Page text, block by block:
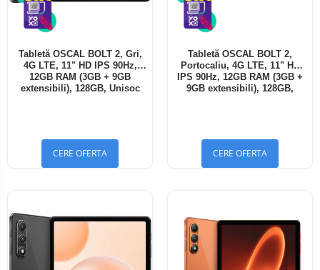
Tabletă OSCAL BOLT 2, Gri,
4G LTE, 11" HD IPS 90Hz,
12GB RAM (3GB + 9GB
extensibili), 128GB, Unisoc
CERE OFERTA
Tabletă OSCAL BOLT 2,
Portocaliu, 4G LTE, 11" HD
IPS 90Hz, 12GB RAM (3GB +
9GB extensibili), 128GB,
CERE OFERTA